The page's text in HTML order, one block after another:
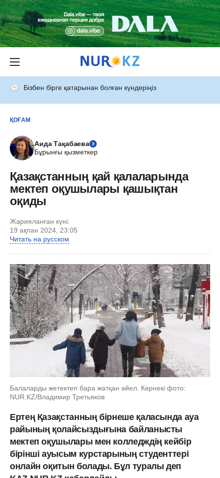
Бізбен бірге қатарынан болған күндеріңіз
ҚОҒАМ
Аида Тақабаева
Бұрынғы қызметкер
Қазақстанның қай қалаларында
мектеп оқушылары қашықтан
оқиды
Жарияланған күні:
19 ақпан 2024, 23:05
Читать на русском
Балаларды жетектеп бара жатқан әйел. Көрнекі фото:
NUR.KZ/Владимир Третьяков
Ертең Қазақстанның бірнеше қаласында ауа
райының қолайсыздығына байланысты
мектеп оқушылары мен колледждің кейбір
бірінші ауысым курстарының студенттері
онлайн оқитын болады. Бұл туралы деп